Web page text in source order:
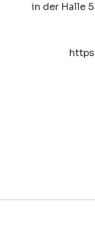
in der Halle